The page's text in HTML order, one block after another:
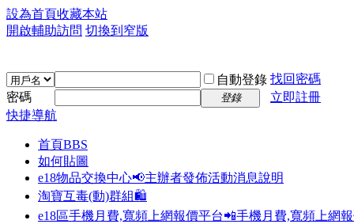
設為首頁收藏本站
開啟輔助訪問 切換到窄版
自動登錄 找回密碼
密碼
登錄
立即註冊
快捷導航
首頁BBS
如何貼圖
e18物品交換中心📢主辦者發佈活動消息說明
淘寶互毒(動)群組🛍️
e18區手機月費,寬頻上網報價平台📲手機月費,寬頻上網